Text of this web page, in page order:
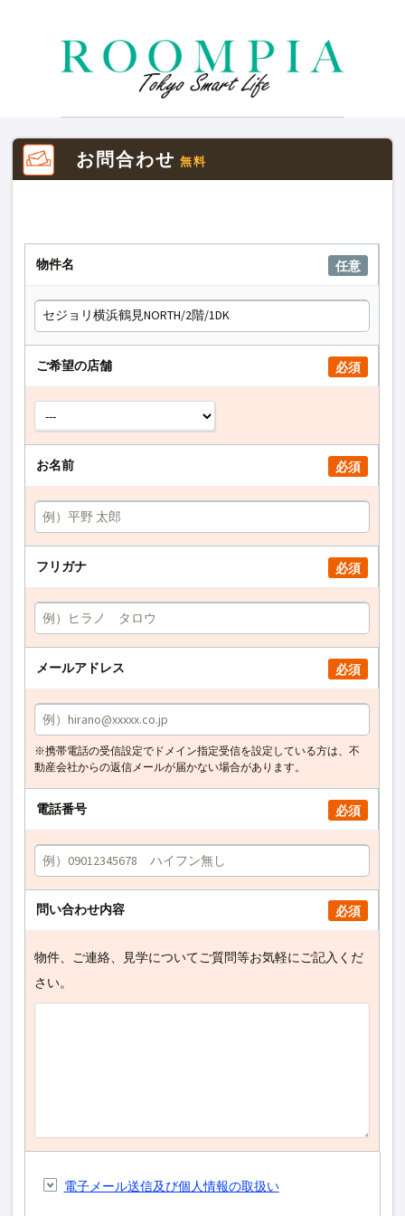
お問合わせ 無料
物件名 任意
ご希望の店舗 必須
お名前 必須
フリガナ 必須
メールアドレス 必須
※携帯電話の受信設定でドメイン指定受信を設定している方は、不
動産会社からの返信メールが届かない場合があります。
電話番号 必須
問い合わせ内容 必須
物件、ご連絡、見学についてご質問等お気軽にご記入くだ
さい。
電子メール送信及び個人情報の取扱い